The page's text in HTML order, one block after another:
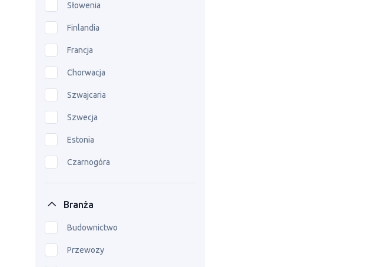
Słowenia
Finlandia
Francja
Chorwacja
Szwajcaria
Szwecja
Estonia
Czarnogóra
Branża
Budownictwo
Przewozy